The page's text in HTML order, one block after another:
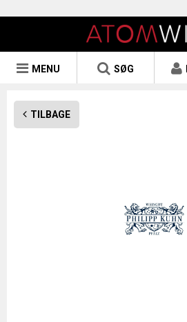
SØG
MENU
TILBAGE